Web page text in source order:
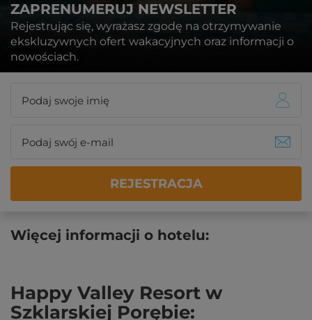
ZAPRENUMERUJ NEWSLETTER
Rejestrując się, wyrażasz zgodę na otrzymywanie
ekskluzywnych ofert wakacyjnych oraz informacji o
nowościach.
REJESTRACJA
Więcej informacji o hotelu:
Happy Valley Resort w
Szklarskiej Porębie: